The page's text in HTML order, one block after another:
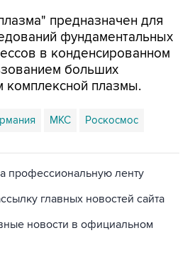
в конденсированном
больших
комплексной плазмы.
МКС Роскосмос
главных новостей сайта
новости в официальном